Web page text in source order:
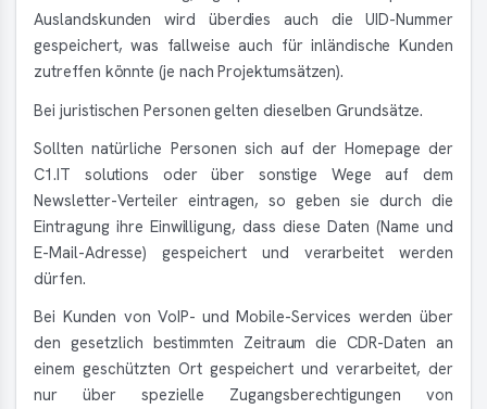
Auslandskunden wird überdies auch die UID-Nummer
gespeichert, was fallweise auch für inländische Kunden
zutreffen könnte (je nach Projektumsätzen).
Bei juristischen Personen gelten dieselben Grundsätze.
Sollten natürliche Personen sich auf der Homepage der
C1.IT solutions oder über sonstige Wege auf dem
Newsletter-Verteiler eintragen, so geben sie durch die
Eintragung ihre Einwilligung, dass diese Daten (Name und
E-Mail-Adresse) gespeichert und verarbeitet werden
dürfen.
Bei Kunden von VoIP- und Mobile-Services werden über
den gesetzlich bestimmten Zeitraum die CDR-Daten an
einem geschützten Ort gespeichert und verarbeitet, der
nur über spezielle Zugangsberechtigungen von